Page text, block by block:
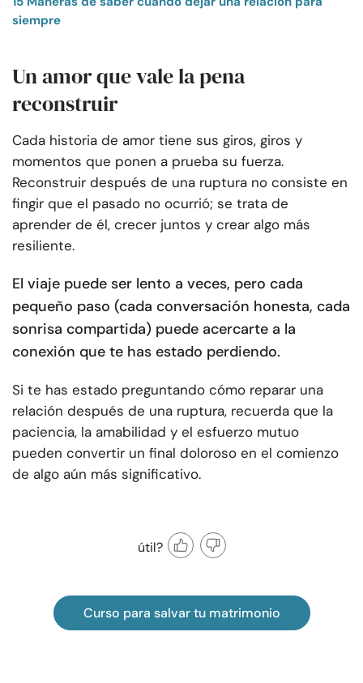
siempre
Un amor que vale la pena
reconstruir
Cada historia de amor tiene sus giros, giros y
momentos que ponen a prueba su fuerza.
Reconstruir después de una ruptura no consiste en
fingir que el pasado no ocurrió; se trata de
aprender de él, crecer juntos y crear algo más
resiliente.
El viaje puede ser lento a veces, pero cada
pequeño paso (cada conversación honesta, cada
sonrisa compartida) puede acercarte a la
conexión que te has estado perdiendo.
Si te has estado preguntando cómo reparar una
relación después de una ruptura, recuerda que la
paciencia, la amabilidad y el esfuerzo mutuo
pueden convertir un final doloroso en el comienzo
de algo aún más significativo.
útil?
Curso para salvar tu matrimonio